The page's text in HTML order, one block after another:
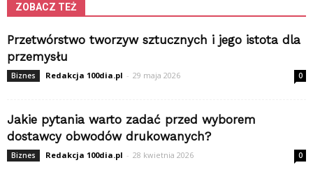
ZOBACZ TEŻ
Przetwórstwo tworzyw sztucznych i jego istota dla
przemysłu
Biznes Redakcja 100dia.pl - 29 maja 2026 0
Jakie pytania warto zadać przed wyborem
dostawcy obwodów drukowanych?
Biznes Redakcja 100dia.pl - 28 kwietnia 2026 0